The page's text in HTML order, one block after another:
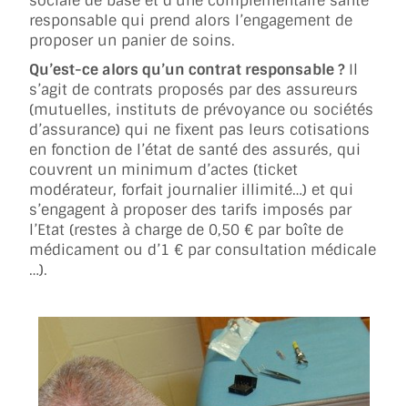
responsable qui prend alors l’engagement de
proposer un panier de soins.
Qu’est-ce alors qu’un contrat responsable ?Il
s’agit de contrats proposés par des assureurs
(mutuelles, instituts de prévoyance ou sociétés
d’assurance) qui ne fixent pas leurs cotisations
en fonction de l’état de santé des assurés, qui
couvrent un minimum d’actes (ticket
modérateur, forfait journalier illimité…) et qui
s’engagent à proposer des tarifs imposés par
l’Etat (restes à charge de 0,50 € par boîte de
médicament ou d’1 € par consultation médicale
…).